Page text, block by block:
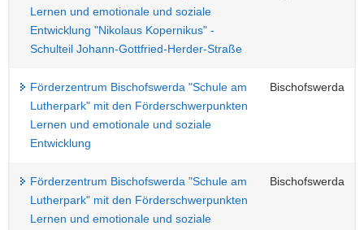
Lernen und emotionale und soziale
Entwicklung "Nikolaus Kopernikus" -
Schulteil Johann-Gottfried-Herder-Straße
Förderzentrum Bischofswerda "Schule am
Lutherpark" mit den Förderschwerpunkten
Lernen und emotionale und soziale
Entwicklung
Bischofswerda
Förderzentrum Bischofswerda "Schule am
Lutherpark" mit den Förderschwerpunkten
Lernen und emotionale und soziale
Bischofswerda